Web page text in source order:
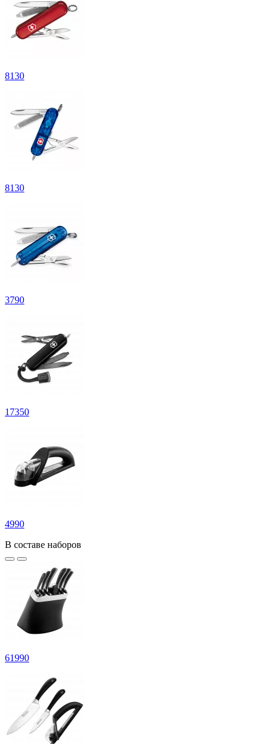
8130
8130
3790
17350
4990
В составе наборов
61990